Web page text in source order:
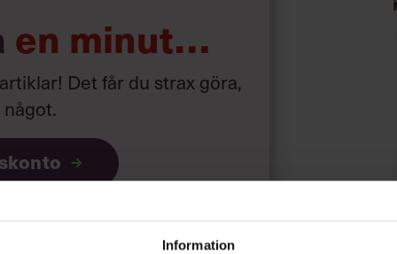
Information
vill modernisera kontoret:
internt.
en minut…
Det får du strax göra,
.
gratisochutan tidsbegränsning!